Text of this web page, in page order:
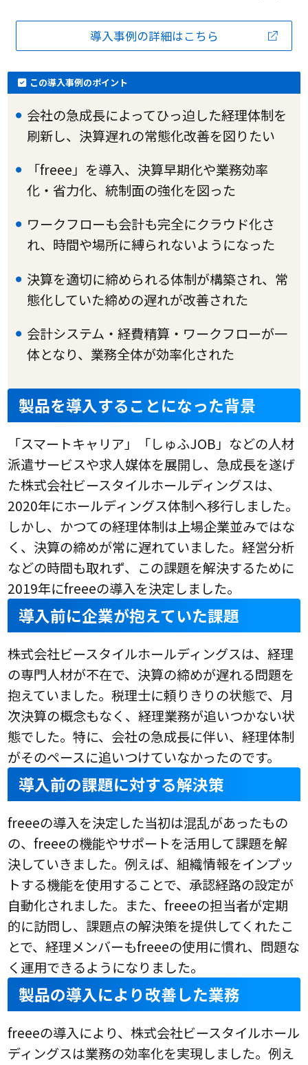
導入事例の詳細はこちら
この導入事例のポイント
会社の急成長によってひっ迫した経理体制を
刷新し、決算遅れの常態化改善を図りたい
「freee」を導入、決算早期化や業務効率
化・省力化、統制面の強化を図った
ワークフローも会計も完全にクラウド化さ
れ、時間や場所に縛られないようになった
決算を適切に締められる体制が構築され、常
態化していた締めの遅れが改善された
会計システム・経費精算・ワークフローが一
体となり、業務全体が効率化された
製品を導入することになった背景
「スマートキャリア」「しゅふJOB」などの人材
派遣サービスや求人媒体を展開し、急成長を遂げ
た株式会社ビースタイルホールディングスは、
2020年にホールディングス体制へ移行しました。
しかし、かつての経理体制は上場企業並みではな
く、決算の締めが常に遅れていました。経営分析
などの時間も取れず、この課題を解決するために
2019年にfreeeの導入を決定しました。
導入前に企業が抱えていた課題
株式会社ビースタイルホールディングスは、経理
の専門人材が不在で、決算の締めが遅れる問題を
抱えていました。税理士に頼りきりの状態で、月
次決算の概念もなく、経理業務が追いつかない状
態でした。特に、会社の急成長に伴い、経理体制
がそのペースに追いつけていなかったのです。
導入前の課題に対する解決策
freeeの導入を決定した当初は混乱があったもの
の、freeeの機能やサポートを活用して課題を解
決していきました。例えば、組織情報をインプッ
トする機能を使用することで、承認経路の設定が
自動化されました。また、freeeの担当者が定期
的に訪問し、課題点の解決策を提供してくれたこ
とで、経理メンバーもfreeeの使用に慣れ、問題な
く運用できるようになりました。
製品の導入により改善した業務
freeeの導入により、株式会社ビースタイルホール
ディングスは業務の効率化を実現しました。例え